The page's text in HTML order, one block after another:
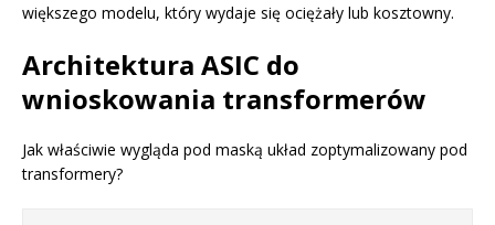
większego modelu, który wydaje się ociężały lub kosztowny.
Architektura ASIC do
wnioskowania transformerów
Jak właściwie wygląda pod maską układ zoptymalizowany pod
transformery?